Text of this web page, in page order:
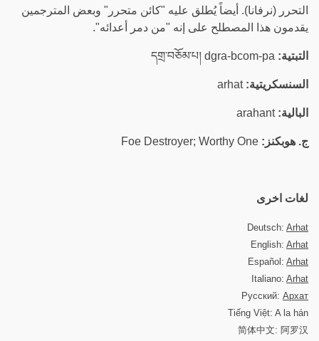
التحرر (نرفانا). أيضاً يُطلق عليه "كائن متحرر" وبعض المترجمين
يقدمون هذا المصطلح على إنه "من دمر أعدائه".
التبتية:
السنسكريتية: arhat
البالية: arahant
ج. هوبكنز:
لغات اخرى
Deutsch: Arhat
English: Arhat
Español: Arhat
Italiano: Arhat
Русский: Архат
Tiếng Việt: A la hán
简体中文: 阿罗汉